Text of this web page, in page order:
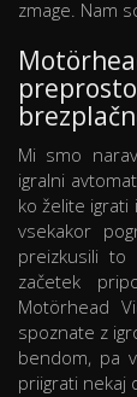
zmage. Nam
Mi smo
igralni
ko želite
vsekakor
preizkusili to
začetek
Motörhead
spoznate z
bendom, pa
priigrati nekaj